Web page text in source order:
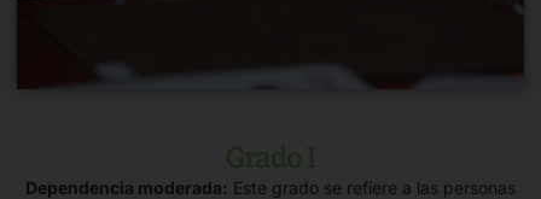
Dependencia moderada: Este grado se refiere a las personas